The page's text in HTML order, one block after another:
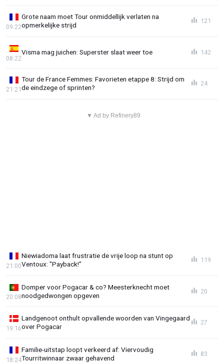
Grote naam moet Tour onmiddellijk verlaten na
opmerkelijke strijd
09:22
121
Visma mag juichen: Superster slaat weer toe
08:22
142
Tour de France Femmes: Favorieten etappe 8: Strijd om
de eindzege of sprinten?
21:21
24
▼ Ad by Refinery89
Niewiadoma laat frustratie de vrije loop na stunt op
Ventoux: "Payback!"
21:00
119
Domper voor Pogacar & co? Meesterknecht moet
noodgedwongen opgeven
20:08
20
Landgenoot onthult opvallende woorden van Vingegaard
over Pogacar
19:16
27
Familie-uitstap loopt verkeerd af: Viervoudig
Tourritwinnaar zwaar gehavend
18:24
83